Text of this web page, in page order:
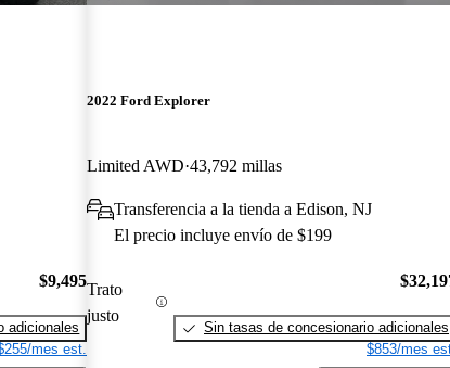
$9,495
adicionales
mes est.
2022 Ford Explorer
Limited AWD 43,792 millas
Transferencia a la tienda a Edison, NJ
El precio incluye envío de $199
Trato
justo
Sin tasas de concesionario adicionales
$853/mes